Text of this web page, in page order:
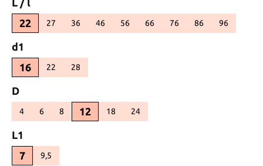
22(Diese Option ist zurzeit nicht verfügbar.)
27(Diese Option ist zurzeit nicht verfügbar.)
36(Diese Option ist zurzeit nicht verfügbar.)
46(Diese Option ist zurzeit nicht verfügbar.)
56(Diese Option ist zurzeit nicht verfügbar.)
66(Diese Option ist zurzeit nicht
76(Diese Option ist zurzeit
86(Diese Option ist
96(Diese
d1
16(Diese Option ist zurzeit nicht verfügbar.)
22(Diese Option ist zurzeit nicht verfügbar.)
28(Diese Option ist zurzeit nicht verfügbar.)
Dauswählen
4(Diese Option ist zurzeit nicht verfügbar.)
6(Diese Option ist zurzeit nicht verfügbar.)
8(Diese Option ist zurzeit nicht verfügbar.)
12(Diese Option ist zurzeit nicht verfügbar.)
18(Diese Option ist zurzeit nicht verfügbar.)
24(Diese Option ist zurzeit nicht
L1
7(Diese Option ist zurzeit nicht verfügbar.)
9,5(Diese Option ist zurzeit nicht verfügbar.)